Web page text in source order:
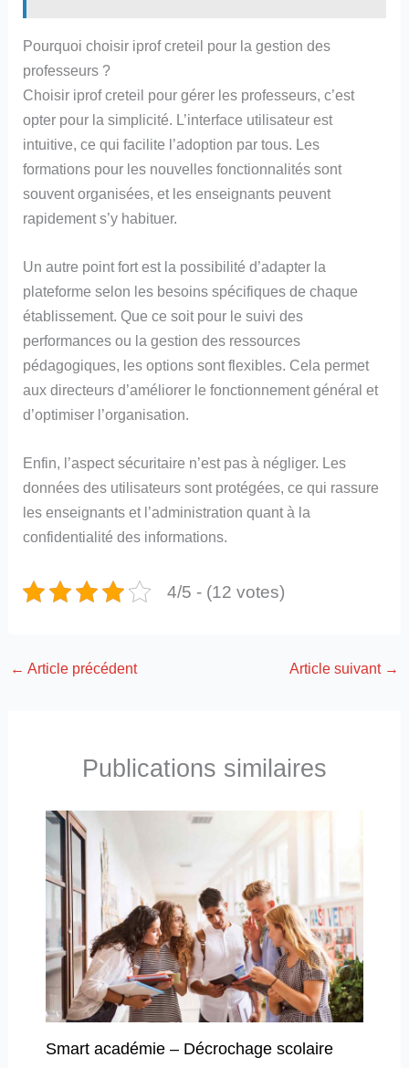
Pourquoi choisir iprof creteil pour la gestion des
professeurs ?
Choisir iprof creteil pour gérer les professeurs, c’est
opter pour la simplicité. L’interface utilisateur est
intuitive, ce qui facilite l’adoption par tous. Les
formations pour les nouvelles fonctionnalités sont
souvent organisées, et les enseignants peuvent
rapidement s’y habituer.
Un autre point fort est la possibilité d’adapter la
plateforme selon les besoins spécifiques de chaque
établissement. Que ce soit pour le suivi des
performances ou la gestion des ressources
pédagogiques, les options sont flexibles. Cela permet
aux directeurs d’améliorer le fonctionnement général et
d’optimiser l’organisation.
Enfin, l’aspect sécuritaire n’est pas à négliger. Les
données des utilisateurs sont protégées, ce qui rassure
les enseignants et l’administration quant à la
confidentialité des informations.
4/5 - (12 votes)
← Article précédent Article suivant →
Publications similaires
Smart académie – Décrochage scolaire